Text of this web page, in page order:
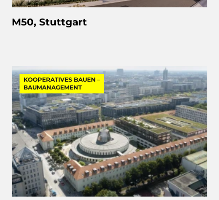
M50, Stuttgart
KOOPERATIVES BAUEN –
BAUMANAGEMENT